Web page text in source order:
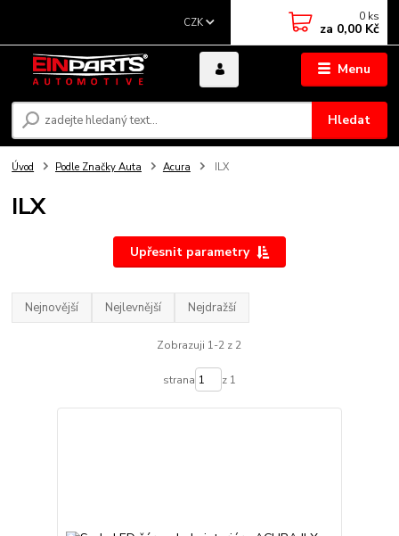
Menu
CZK
Hledat
0 ks
za 0,00 Kč
Úvod Podle Značky Auta Acura ILX
ILX
Upřesnit parametry
Nejnovější Nejlevnější Nejdražší
Zobrazuji 1-2 z 2
strana z 1